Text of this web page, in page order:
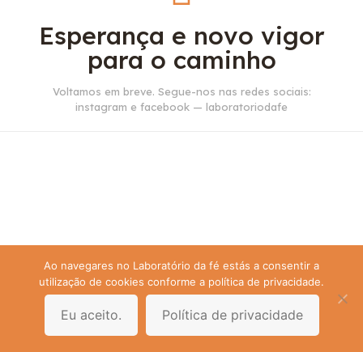
Esperança e novo vigor
para o caminho
Voltamos em breve. Segue-nos nas redes sociais:
instagram e facebook — laboratoriodafe
Ao navegares no Laboratório da fé estás a consentir a
utilização de cookies conforme a política de privacidade.
Eu aceito. Política de privacidade